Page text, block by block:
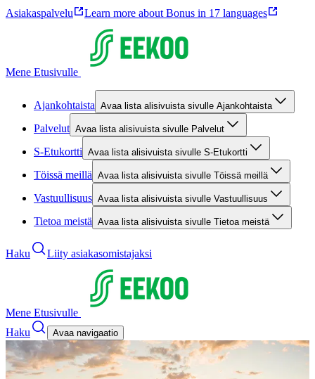
Asiakaspalvelu Learn more about Bonus in 17 languages
Mene Etusivulle
Ajankohtaista Avaa lista alisivuista sivulle Ajankohtaista
Palvelut Avaa lista alisivuista sivulle Palvelut
S-Etukortti Avaa lista alisivuista sivulle S-Etukortti
Töissä meillä Avaa lista alisivuista sivulle Töissä meillä
Vastuullisuus Avaa lista alisivuista sivulle Vastuullisuus
Tietoa meistä Avaa lista alisivuista sivulle Tietoa meistä
Haku Liity asiakasomistajaksi
Mene Etusivulle
Haku
Avaa navigaatio